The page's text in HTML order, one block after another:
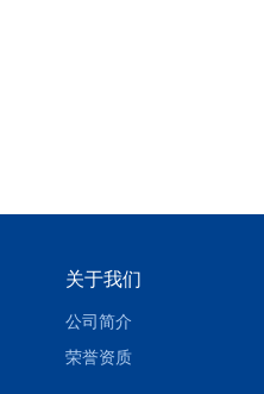
关于我们
公司简介
荣誉资质